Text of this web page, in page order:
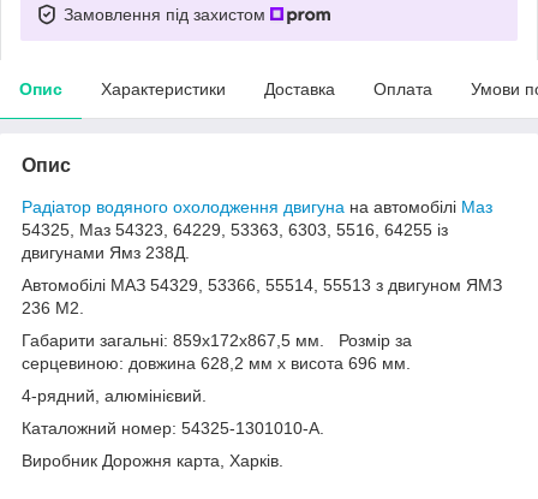
Замовлення під захистом
Опис Характеристики Доставка Оплата Умови
Опис
Радіатор водяного охолодження двигуна на автомобілі Маз
54325, Маз 54323, 64229, 53363, 6303, 5516, 64255 із
двигунами Ямз 238Д.
Автомобілі МАЗ 54329, 53366, 55514, 55513 з двигуном ЯМЗ
236 М2.
Габарити загальні: 859х172х867,5 мм. Розмір за
серцевиною: довжина 628,2 мм х висота 696 мм.
4-рядний, алюмінієвий.
Каталожний номер: 54325-1301010-А.
Виробник Дорожня карта, Харків.